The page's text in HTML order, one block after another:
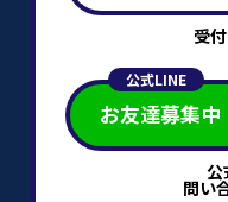
受
公式LINE
お友達募集中
公
問い